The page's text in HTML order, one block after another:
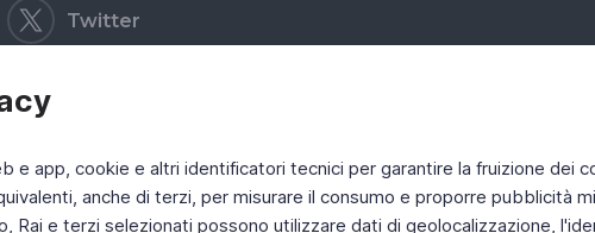
e app, cookie e altri identificatori tecnici per garantire la fruizione dei
anche di terzi, per misurare il consumo e proporre pubblicità
Rai e terzi selezionati possono utilizzare dati di geolocalizzazione,
Twitter